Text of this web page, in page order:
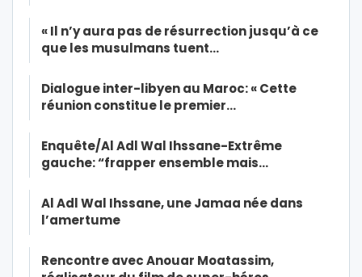
« Il n’y aura pas de résurrection jusqu’à ce
que les musulmans tuent…
Dialogue inter-libyen au Maroc: « Cette
réunion constitue le premier…
Enquête/Al Adl Wal Ihssane-Extrême
gauche: “frapper ensemble mais…
Al Adl Wal Ihssane, une Jamaa née dans
l’amertume
Rencontre avec Anouar Moatassim,